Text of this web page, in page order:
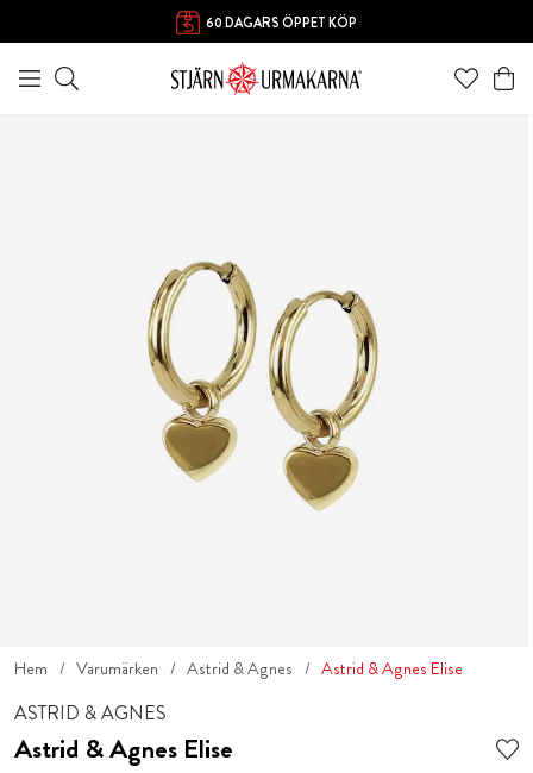
60 DAGARS ÖPPET KÖP
Hem Varumärken Astrid & Agnes Astrid & Agnes Elise
ASTRID & AGNES
Astrid & Agnes Elise